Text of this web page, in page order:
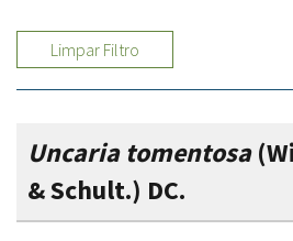
Limpar Filtro
Uncaria tomentosa
& Schult.) DC.